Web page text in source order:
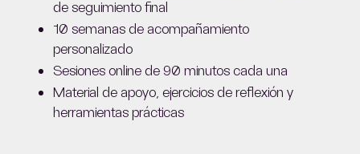
de seguimiento final
10 semanas de acompañamiento
personalizado
Sesiones online de 90 minutos cada una
Material de apoyo, ejercicios de reflexión y
herramientas prácticas